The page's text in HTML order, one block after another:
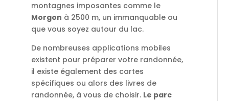
montagnes imposantes comme le
Morgon à 2500 m, un immanquable ou
que vous soyez autour du lac.
De nombreuses applications mobiles
existent pour préparer votre randonnée,
il existe également des cartes
spécifiques ou alors des livres de
randonnée, à vous de choisir. Le parc